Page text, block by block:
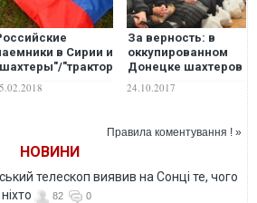
в Сирии и
"трактористы"
и те же люди
За верность: в
оккупированном
Донецке шахтеров
пакетами с едой.
24.10.2017
Правила коментування ! »
НОВИНИ
телескоп виявив на Сонці те, чого
82 0